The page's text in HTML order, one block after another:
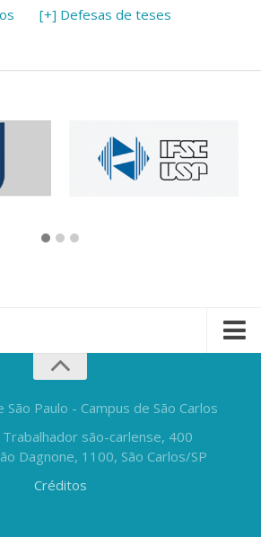
[+] Defesas de teses
Paulo - Campus de São Carlos
Trabalhador são-carlense, 400
Dagnone, 1100, São Carlos/SP
Créditos